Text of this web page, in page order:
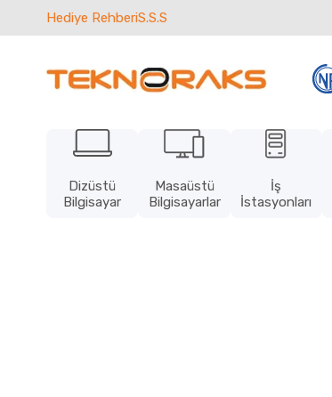
Hediye RehberiS.S.S
Dizüstü
Bilgisayar
Masaüstü
Bilgisayarlar
İş
İstasyonları